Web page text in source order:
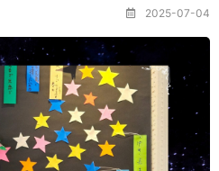
2025-07-04